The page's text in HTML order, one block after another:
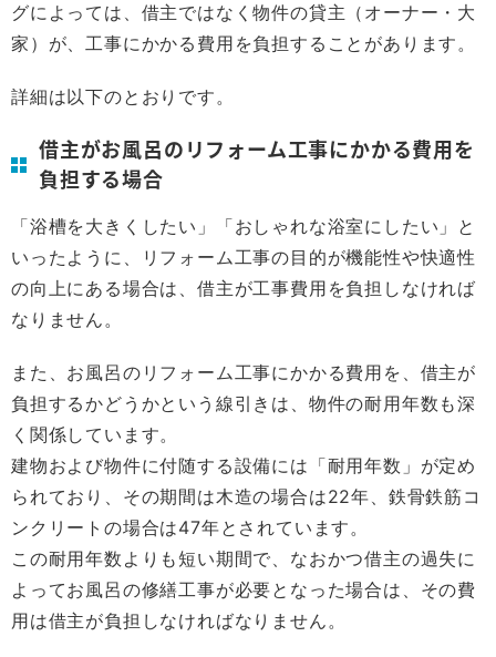
グによっては、借主ではなく物件の貸主（オーナー・大
家）が、工事にかかる費用を負担することがあります。
詳細は以下のとおりです。
借主がお風呂のリフォーム工事にかかる費用を
負担する場合
「浴槽を大きくしたい」「おしゃれな浴室にしたい」と
いったように、リフォーム工事の目的が機能性や快適性
の向上にある場合は、借主が工事費用を負担しなければ
なりません。
また、お風呂のリフォーム工事にかかる費用を、借主が
負担するかどうかという線引きは、物件の耐用年数も深
く関係しています。
建物および物件に付随する設備には「耐用年数」が定め
られており、その期間は木造の場合は22年、鉄骨鉄筋コ
ンクリートの場合は47年とされています。
この耐用年数よりも短い期間で、なおかつ借主の過失に
よってお風呂の修繕工事が必要となった場合は、その費
用は借主が負担しなければなりません。